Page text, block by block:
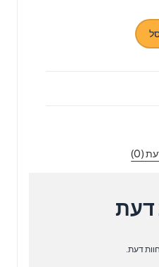
(0)
דעת
חוות דעת.